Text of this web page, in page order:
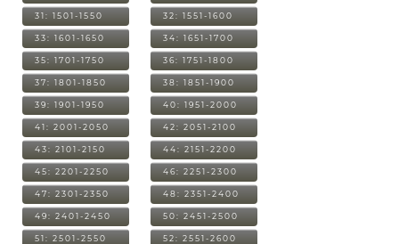
31: 1501-1550 32: 1551-1600
33: 1601-1650 34: 1651-1700
35: 1701-1750 36: 1751-1800
37: 1801-1850 38: 1851-1900
39: 1901-1950 40: 1951-2000
41: 2001-2050 42: 2051-2100
43: 2101-2150 44: 2151-2200
45: 2201-2250 46: 2251-2300
47: 2301-2350 48: 2351-2400
49: 2401-2450 50: 2451-2500
51: 2501-2550 52: 2551-2600